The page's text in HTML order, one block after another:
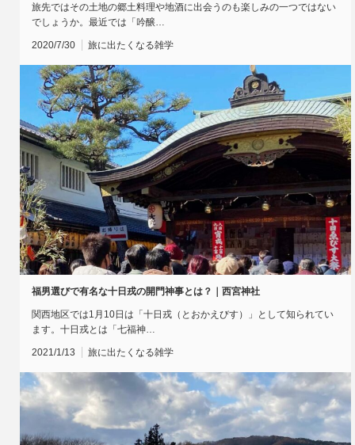
旅先ではその土地の郷土料理や地酒に出会うのも楽しみの一つではない
でしょうか。最近では「吟醸…
2020/7/30 旅に出たくなる雑学
福男選びで有名な十日戎の開門神事とは？｜西宮神社
関西地区では1月10日は「十日戎（とおかえびす）」として知られてい
ます。十日戎とは「七福神…
2021/1/13 旅に出たくなる雑学